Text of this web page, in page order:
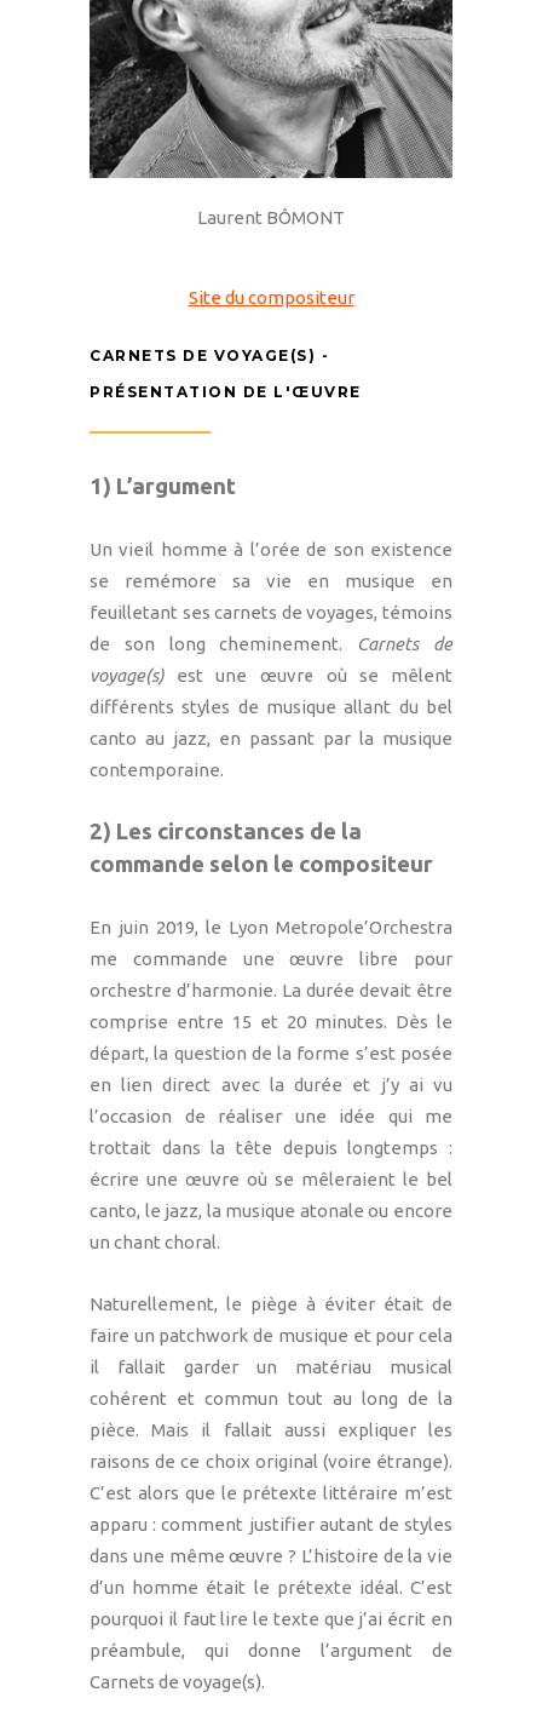
Laurent BÔMONT
Site du compositeur
CARNETS DE VOYAGE(S) -
PRÉSENTATION DE L'ŒUVRE
1) L’argument
Un vieil homme à l’orée de son existence
se remémore sa vie en musique en
feuilletant ses carnets de voyages, témoins
de son long cheminement.
Carnets de
voyage(s) est une œuvre où se mêlent
différents styles de musique allant du bel
canto au jazz, en passant par la musique
contemporaine.
2) Les circonstances de la
commande selon le compositeur
En juin 2019, le Lyon Metropole’Orchestra
me commande une œuvre libre pour
orchestre d’harmonie. La durée devait être
comprise entre 15 et 20 minutes. Dès le
départ, la question de la forme s’est posée
en lien direct avec la durée et j’y ai vu
l’occasion de réaliser une idée qui me
trottait dans la tête depuis longtemps :
écrire une œuvre où se mêleraient le bel
canto, le jazz, la musique atonale ou encore
un chant choral.
Naturellement, le piège à éviter était de
faire un patchwork de musique et pour cela
il fallait garder un matériau musical
cohérent et commun tout au long de la
pièce. Mais il fallait aussi expliquer les
raisons de ce choix original (voire étrange).
C’est alors que le prétexte littéraire m’est
apparu : comment justifier autant de styles
dans une même œuvre ? L’histoire de la vie
d’un homme était le prétexte idéal. C’est
pourquoi il faut lire le texte que j’ai écrit en
préambule, qui donne l’argument de
Carnets de voyage(s).